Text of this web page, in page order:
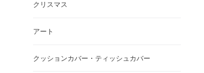
クリスマス
アート
クッションカバー・ティッシュカバー